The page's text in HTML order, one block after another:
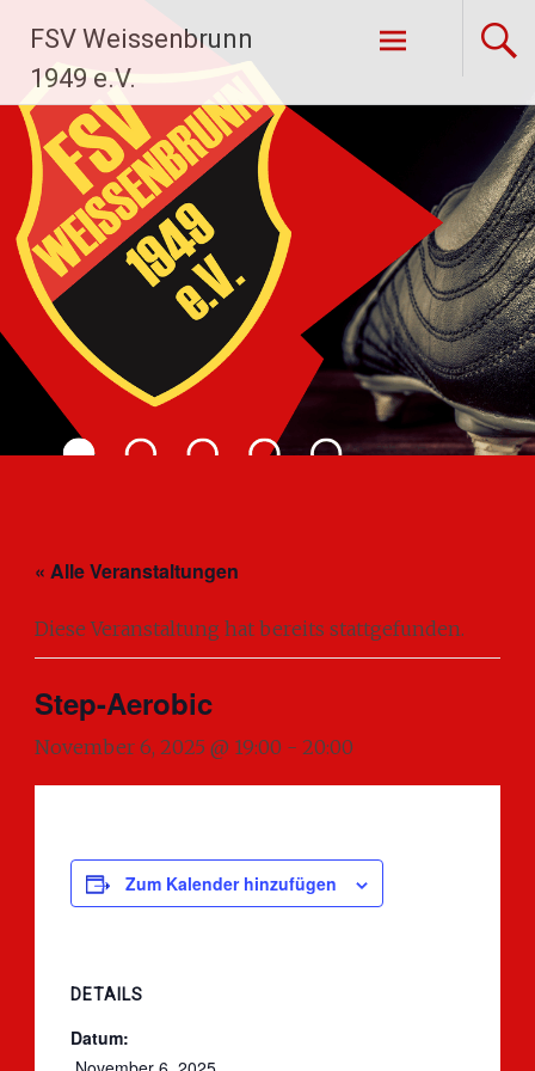
Inhalt
springen
FSV Weissenbrunn
1949 e.V.
« Alle Veranstaltungen
Diese Veranstaltung hat bereits stattgefunden.
Step-Aerobic
November 6, 2025 @ 19:00 - 20:00
Zum Kalender hinzufügen
DETAILS
Datum: